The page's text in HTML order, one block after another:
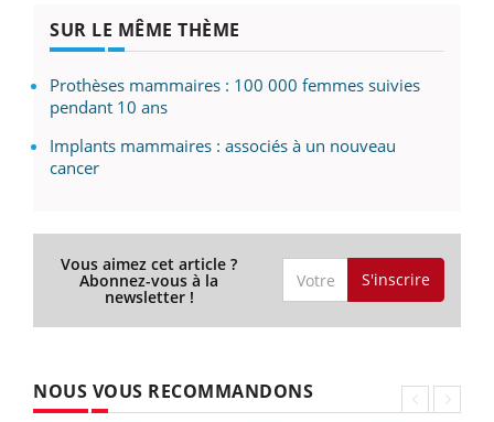
SUR LE MÊME THÈME
Prothèses mammaires : 100 000 femmes suivies
pendant 10 ans
Implants mammaires : associés à un nouveau
cancer
Vous aimez cet article ?
Abonnez-vous à la
newsletter !
S'inscrire
NOUS VOUS RECOMMANDONS